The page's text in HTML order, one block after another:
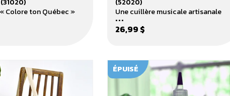
Colore ton Québec »
petite
(52020)
Une cuillère musicale artisanale
...
26,99 $
ÉPUISÉ